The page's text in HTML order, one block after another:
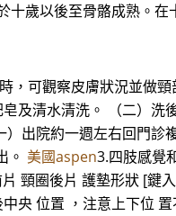
歲以後至骨骼成熟。在
，可觀察皮膚狀況並做
及清水清洗。 （二）洗
出院約一週左右回門診
。 美國aspen3.四肢感覺
頸圈後片 護墊形狀 [鍵
央 位置 ，注意上下位